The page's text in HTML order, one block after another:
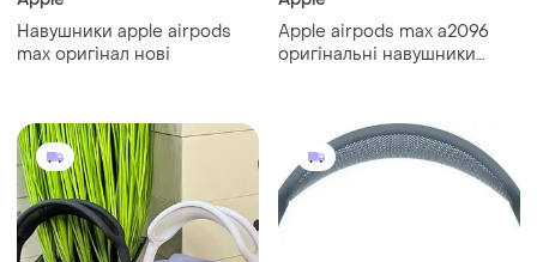
Навушники apple airpods
max оригінал нові
Apple airpods max a2096
оригінальні навушники